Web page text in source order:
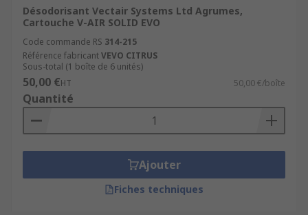
Désodorisant Vectair Systems Ltd Agrumes,
Cartouche V-AIR SOLID EVO
Code commande RS 314-215
Référence fabricantVEVO CITRUS
Sous-total (1 boîte de 6 unités)
50,00 €HT 50,00 €/boîte
Quantité
Ajouter
Fiches techniques